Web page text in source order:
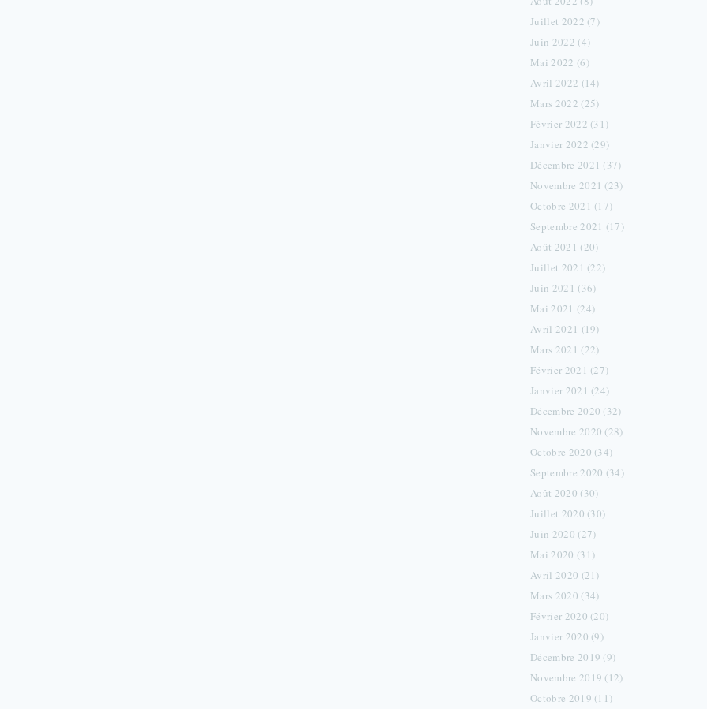
Juillet 2022 (7)
Juin 2022 (4)
Mai 2022 (6)
Avril 2022 (14)
Mars 2022 (25)
Février 2022 (31)
Janvier 2022 (29)
Décembre 2021 (37)
Novembre 2021 (23)
Octobre 2021 (17)
Septembre 2021 (17)
Août 2021 (20)
Juillet 2021 (22)
Juin 2021 (36)
Mai 2021 (24)
Avril 2021 (19)
Mars 2021 (22)
Février 2021 (27)
Janvier 2021 (24)
Décembre 2020 (32)
Novembre 2020 (28)
Octobre 2020 (34)
Septembre 2020 (34)
Août 2020 (30)
Juillet 2020 (30)
Juin 2020 (27)
Mai 2020 (31)
Avril 2020 (21)
Mars 2020 (34)
Février 2020 (20)
Janvier 2020 (9)
Décembre 2019 (9)
Novembre 2019 (12)
Octobre 2019 (11)